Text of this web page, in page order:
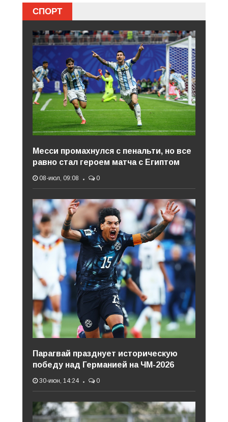
СПОРТ
Месси промахнулся с пенальти, но все
равно стал героем матча с Египтом
08-июл, 09:08 0
Парагвай празднует историческую
победу над Германией на ЧМ-2026
30-июн, 14:24 0